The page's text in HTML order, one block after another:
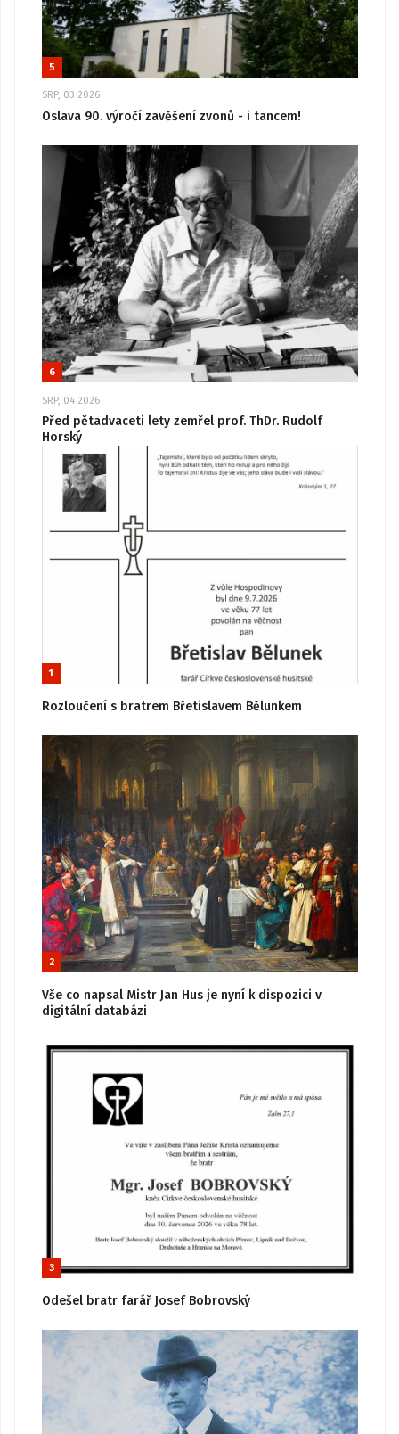
5
SRP, 03 2026
Oslava 90. výročí zavěšení zvonů - i tancem!
6
SRP, 04 2026
Před pětadvaceti lety zemřel prof. ThDr. Rudolf
Horský
1
Rozloučení s bratrem Břetislavem Bělunkem
2
Vše co napsal Mistr Jan Hus je nyní k dispozici v
digitální databázi
3
Odešel bratr farář Josef Bobrovský